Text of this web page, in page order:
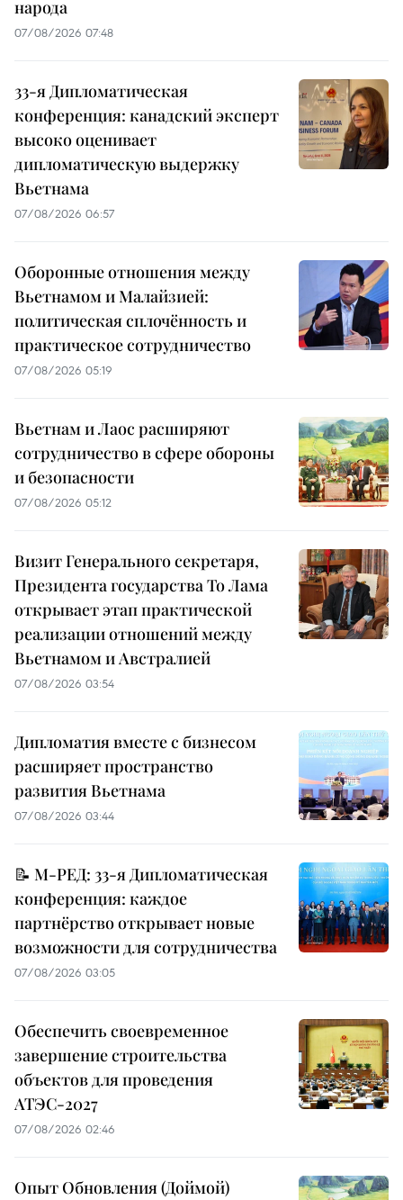
народа
07/08/2026 07:48
33-я Дипломатическая
конференция: канадский эксперт
высоко оценивает
дипломатическую выдержку
Вьетнама
07/08/2026 06:57
Оборонные отношения между
Вьетнамом и Малайзией:
политическая сплочённость и
практическое сотрудничество
07/08/2026 05:19
Вьетнам и Лаос расширяют
сотрудничество в сфере обороны
и безопасности
07/08/2026 05:12
Визит Генерального секретаря,
Президента государства То Лама
открывает этап практической
реализации отношений между
Вьетнамом и Австралией
07/08/2026 03:54
Дипломатия вместе с бизнесом
расширяет пространство
развития Вьетнама
07/08/2026 03:44
📝 М-РЕД: 33-я Дипломатическая
конференция: каждое
партнёрство открывает новые
возможности для сотрудничества
07/08/2026 03:05
Обеспечить своевременное
завершение строительства
объектов для проведения
АТЭС-2027
07/08/2026 02:46
Опыт Обновления (Доймой)